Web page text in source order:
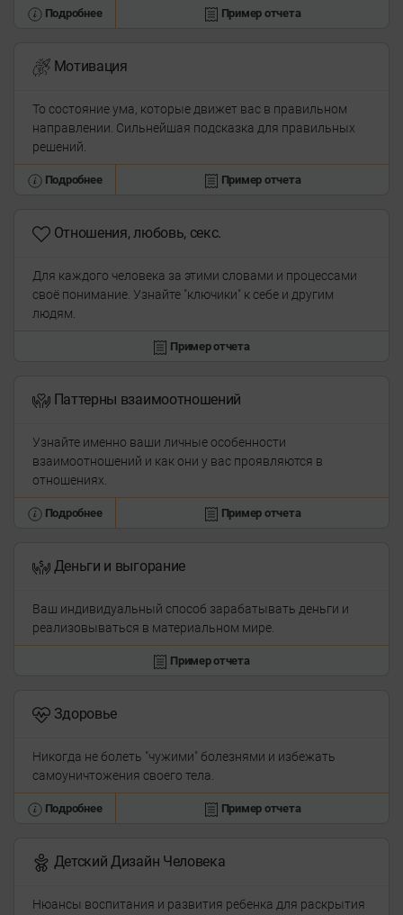
Подробнее Пример отчета
Мотивация
То состояние ума, которые движет вас в правильном
направлении. Сильнейшая подсказка для правильных
решений.
Подробнее Пример отчета
Отношения, любовь, секс.
Для каждого человека за этими словами и процессами
своё понимание. Узнайте "ключики" к себе и другим
людям.
Пример отчета
Паттерны взаимоотношений
Узнайте именно ваши личные особенности
взаимоотношений и как они у вас проявляются в
отношениях.
Подробнее Пример отчета
Деньги и выгорание
Ваш индивидуальный способ зарабатывать деньги и
реализовываться в материальном мире.
Пример отчета
Здоровье
Никогда не болеть "чужими" болезнями и избежать
самоуничтожения своего тела.
Подробнее Пример отчета
Детский Дизайн Человека
Нюансы воспитания и развития ребенка для раскрытия